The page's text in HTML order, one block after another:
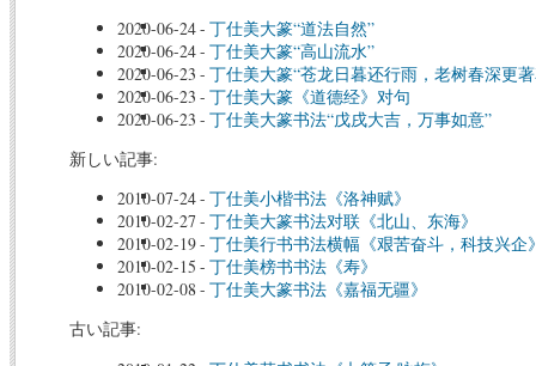
2020-06-24- 丁仕美大篆“道法自然”
2020-06-24- 丁仕美大篆“高山流水”
2020-06-23 - 丁仕美大篆“苍龙日暮还行雨，老树春深更
2020-06-23 - 丁仕美大篆《道德经》对句
2020-06-23 - 丁仕美大篆书法“戊戌大吉，万事如意”
新しい記事:
2010-07-24- 丁仕美小楷书法《洛神赋》
2010-02-27 - 丁仕美大篆书法对联《北山、东海》
2010-02-19- 丁仕美行书书法横幅《艰苦奋斗，科技兴企
2010-02-15 - 丁仕美榜书书法《寿》
2010-02-08 - 丁仕美大篆书法《嘉福无疆》
古い記事: